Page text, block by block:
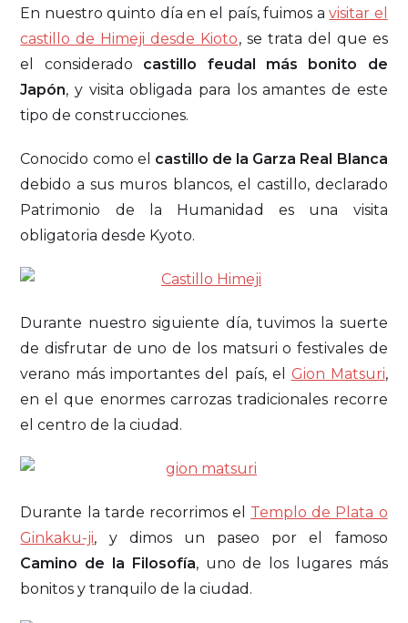
En nuestro quinto día en el país, fuimos avisitar el
castillo de Himeji desde Kioto, se trata del que es
el considerado castillo feudal más bonito de
Japón, y visita obligada para los amantes de este
tipo de construcciones.
Conocido como el castillo de la Garza Real Blanca
debido a sus muros blancos, el castillo, declarado
Patrimonio de la Humanidad es una visita
obligatoria desde Kyoto.
Durante nuestro siguiente día, tuvimos la suerte
de disfrutar de uno de los matsuri o festivales de
verano más importantes del país, el Gion Matsuri,
en el que enormes carrozas tradicionales recorre
el centro de la ciudad.
Durante la tarde recorrimos el Templo de Plata o
Ginkaku-ji, y dimos un paseo por el famoso
Camino de la Filosofía, uno de los lugares más
bonitos y tranquilo de la ciudad.